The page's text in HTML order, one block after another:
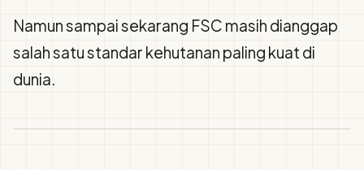
Namun sampai sekarang FSC masih dianggap
salah satu standar kehutanan paling kuat di
dunia.